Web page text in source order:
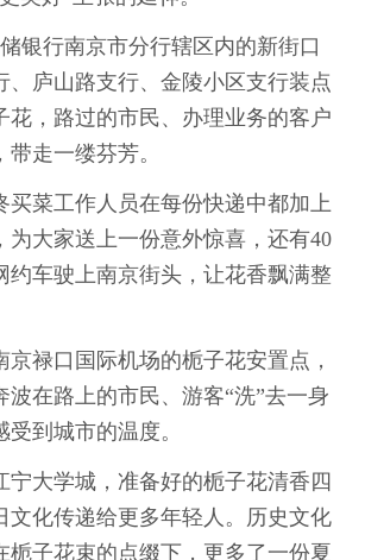
银行南京市分行辖区内的新街口
、庐山路支行、金陵小区支行装点
花，路过的市民、办理业务的客户
走一缕芬芳。
买菜工作人员在每份快递中都加上
为大家送上一份意外惊喜，还有40
约车驶上南京街头，让花香飘满整
京禄口国际机场的栀子花安置点，
波在路上的市民、游客“洗”去一身
到城市的温度。
宁大学城，准备好的栀子花清香四
文化传递给更多年轻人。历史文化
栀子花束的点缀下，更多了一份夏